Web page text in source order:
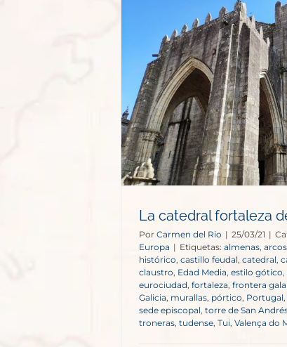
La catedral fortaleza
Por Carmen del Rio | 25/03/21 |
Europa | Etiquetas: almenas,
histórico, castillo feudal catedral
claustro Edad Media, estilo gótico
eurociudad, fortaleza frontera
Galicia murallas pórtico Portugal
sede episcopal torre de San
troneras, tudense Tui Valença do